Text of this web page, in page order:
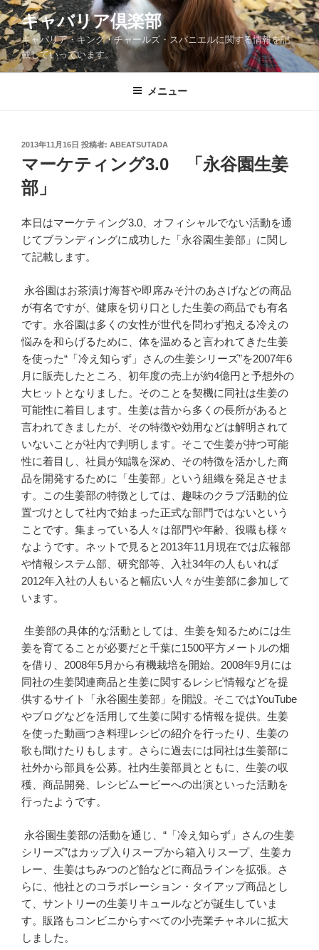
コ
ン
テ
ン
ツ
キャバリア倶楽部
キャバリア・キング・チャールズ・スパニエルに関する情報を記
載していっています。
メニュー
投
日:
2013年11月16日 投稿者: ABEATSUTADA
マーケティング3.0 「永谷園生姜
部」
本日はマーケティング3.0、オフィシャルでない活動を通
じてブランディングに成功した「永谷園生姜部」に関し
て記載します。
永谷園はお茶漬け海苔や即席みそ汁のあさげなどの商品
が有名ですが、健康を切り口とした生姜の商品でも有名
です。永谷園は多くの女性が世代を問わず抱える冷えの
悩みを和らげるために、体を温めると言われてきた生姜
を使った“「冷え知らず」さんの生姜シリーズ”を2007年6
月に販売したところ、初年度の売上が約4億円と予想外の
大ヒットとなりました。そのことを契機に同社は生姜の
可能性に着目します。生姜は昔から多くの長所があると
言われてきましたが、その特徴や効用などは解明されて
いないことが社内で判明します。そこで生姜が持つ可能
性に着目し、社員が知識を深め、その特徴を活かした商
品を開発するために「生姜部」という組織を発足させま
す。この生姜部の特徴としては、趣味のクラブ活動的位
置づけとして社内で始まった正式な部門ではないという
ことです。集まっている人々は部門や年齢、役職も様々
なようです。ネットで見ると2013年11月現在では広報部
や情報システム部、研究部等、入社34年の人もいれば
2012年入社の人もいると幅広い人々が生姜部に参加して
います。
生姜部の具体的な活動としては、生姜を知るためには生
姜を育てることが必要だと千葉に1500平方メートルの畑
を借り、2008年5月から有機栽培を開始。2008年9月には
同社の生姜関連商品と生姜に関するレシピ情報などを提
供するサイト「永谷園生姜部」を開設。そこではYouTube
やブログなどを活用して生姜に関する情報を提供。生姜
を使った動画つき料理レシピの紹介を行ったり、生姜の
歌も聞けたりもします。さらに過去には同社は生姜部に
社外から部員を公募。社内生姜部員とともに、生姜の収
穫、商品開発、レシピムービーへの出演といった活動を
行ったようです。
永谷園生姜部の活動を通じ、“「冷え知らず」さんの生姜
シリーズ”はカップ入りスープから箱入りスープ、生姜カ
レー、生姜はちみつのど飴などに商品ラインを拡張。さ
らに、他社とのコラボレーション・タイアップ商品とし
て、サントリーの生姜リキュールなどが誕生していま
す。販路もコンビニからすべての小売業チャネルに拡大
しました。